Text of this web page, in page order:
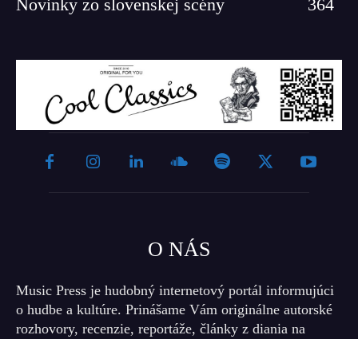
Novinky zo slovenskej scény
364
O NÁS
Music Press je hudobný internetový portál informujúci
o hudbe a kultúre. Prinášame Vám originálne autorské
rozhovory, recenzie, reportáže, články z diania na